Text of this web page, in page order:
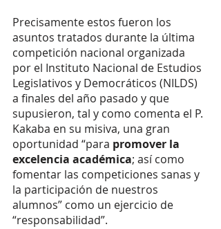
Precisamente estos fueron los
asuntos tratados durante la última
competición nacional organizada
por el Instituto Nacional de Estudios
Legislativos y Democráticos (NILDS)
a finales del año pasado y que
supusieron, tal y como comenta el P.
Kakaba en su misiva, una gran
oportunidad “para promover la
excelencia académica; así como
fomentar las competiciones sanas y
la participación de nuestros
alumnos” como un ejercicio de
“responsabilidad”.